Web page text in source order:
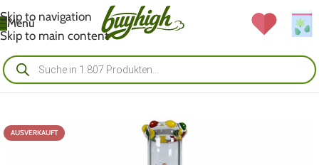
Skip to navigation
Skip to main content
Menü
AUSVERKAUFT